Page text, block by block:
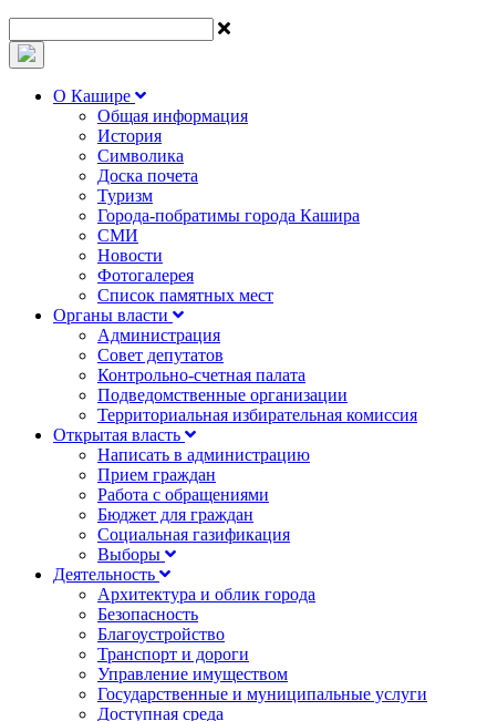
О Кашире
Общая информация
История
Символика
Доска почета
Туризм
Города-побратимы города Кашира
СМИ
Новости
Фотогалерея
Список памятных мест
Органы власти
Администрация
Совет депутатов
Контрольно-счетная палата
Подведомственные организации
Территориальная избирательная комиссия
Открытая власть
Написать в администрацию
Прием граждан
Работа с обращениями
Бюджет для граждан
Социальная газификация
Выборы
Деятельность
Архитектура и облик города
Безопасность
Благоустройство
Транспорт и дороги
Управление имуществом
Государственные и муниципальные услуги
Доступная среда